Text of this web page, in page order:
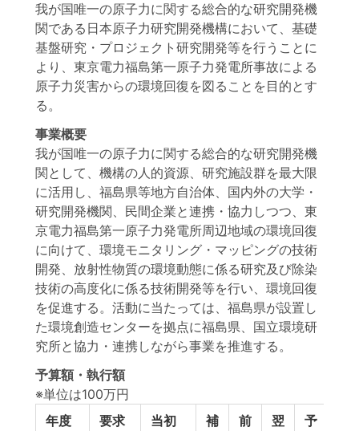
我が国唯一の原子力に関する総合的な研究開発機
関である日本原子力研究開発機構において、基礎
基盤研究・プロジェクト研究開発等を行うことに
より、東京電力福島第一原子力発電所事故による
原子力災害からの環境回復を図ることを目的とす
る。
事業概要
我が国唯一の原子力に関する総合的な研究開発機
関として、機構の人的資源、研究施設群を最大限
に活用し、福島県等地方自治体、国内外の大学・
研究開発機関、民間企業と連携・協力しつつ、東
京電力福島第一原子力発電所周辺地域の環境回復
に向けて、環境モニタリング・マッピングの技術
開発、放射性物質の環境動態に係る研究及び除染
技術の高度化に係る技術開発等を行い、環境回復
を促進する。活動に当たっては、福島県が設置し
た環境創造センターを拠点に福島県、国立環境研
究所と協力・連携しながら事業を推進する。
予算額・執行額
※単位は100万円
年度
要求
当初
補
前
翌
予